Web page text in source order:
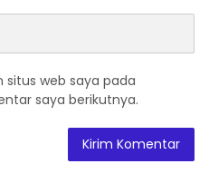
situs web saya pada
saya berikutnya.